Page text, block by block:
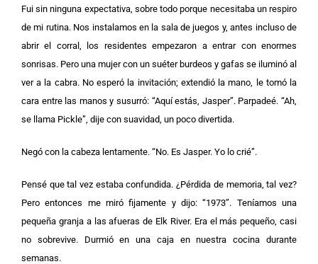
Fui sin ninguna expectativa, sobre todo porque necesitaba un respiro
de mi rutina. Nos instalamos en la sala de juegos y, antes incluso de
abrir el corral, los residentes empezaron a entrar con enormes
sonrisas. Pero una mujer con un suéter burdeos y gafas se iluminó al
ver a la cabra. No esperó la invitación; extendió la mano, le tomó la
cara entre las manos y susurró: “Aquí estás, Jasper”. Parpadeé. “Ah,
se llama Pickle”, dije con suavidad, un poco divertida.
Negó con la cabeza lentamente. “No. Es Jasper. Yo lo crié”.
Pensé que tal vez estaba confundida. ¿Pérdida de memoria, tal vez?
Pero entonces me miró fijamente y dijo: “1973”. Teníamos una
pequeña granja a las afueras de Elk River. Era el más pequeño, casi
no sobrevive. Durmió en una caja en nuestra cocina durante
semanas.